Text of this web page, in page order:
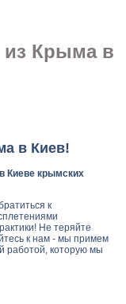
Крыма в
в Киев!
в Киеве крымских
к
Не теряйте
к нам - мы примем
работой, которую мы